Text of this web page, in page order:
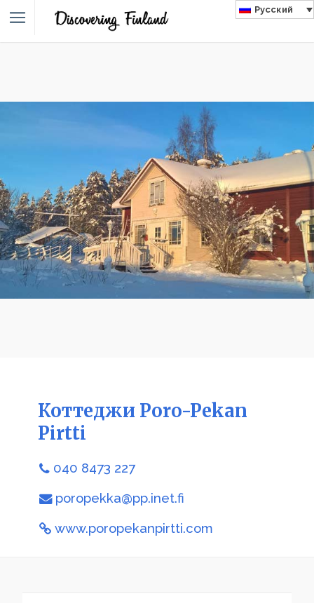
Русский
Коттеджи Poro-Pekan
Pirtti
040 8473 227
poropekka@pp.inet.fi
www.poropekanpirtti.com